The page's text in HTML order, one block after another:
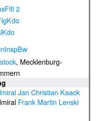
2
, Mecklenburg-
Jan Christian Kaack
Frank Martin Lenski